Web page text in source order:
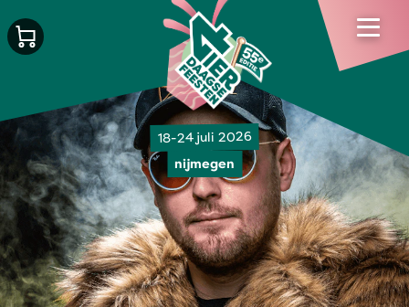
18-24 juli 2026
nijmegen